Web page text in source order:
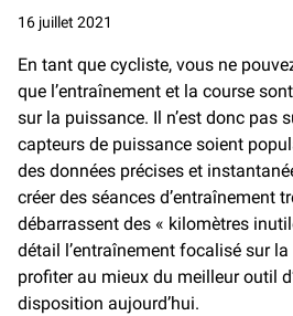
16 juillet 2021
En tant que cycliste, vous ne
que l’entraînement et la course
sur la puissance. Il n’est donc pas
capteurs de puissance soient
des données précises et
créer des séances d’entraînement
débarrassent des « kilomètres
détail l’entraînement focalisé sur
profiter au mieux du meilleur outil
disposition aujourd’hui.